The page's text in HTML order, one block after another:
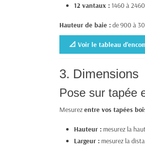
12 vantaux : 1460 à
Hauteur de baie : de 900 à
📐 Voir le tableau
3. Dimensions
Pose sur tapée
Mesurezentre vos tapées
Hauteur : mesurez la
Largeur : mesurez la